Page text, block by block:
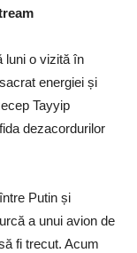
luni o vizită în
energiei și
Tayyip
dezacordurilor
Putin și
a unui avion de
fi trecut. Acum